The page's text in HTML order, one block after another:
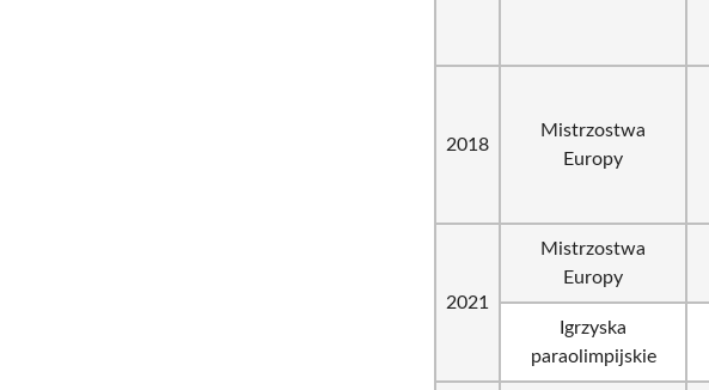
2018
Mistrzostwa
Europy
2021
Mistrzostwa
Europy
Igrzyska
paraolimpijskie